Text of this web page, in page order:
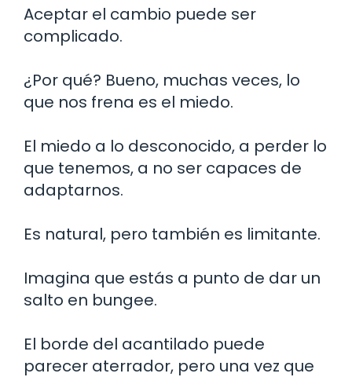
Aceptar el cambio puede ser
complicado.
¿Por qué? Bueno, muchas veces, lo
que nos frena es el miedo.
El miedo a lo desconocido, a perder lo
que tenemos, a no ser capaces de
adaptarnos.
Es natural, pero también es limitante.
Imagina que estás a punto de dar un
salto en bungee.
El borde del acantilado puede
parecer aterrador, pero una vez que